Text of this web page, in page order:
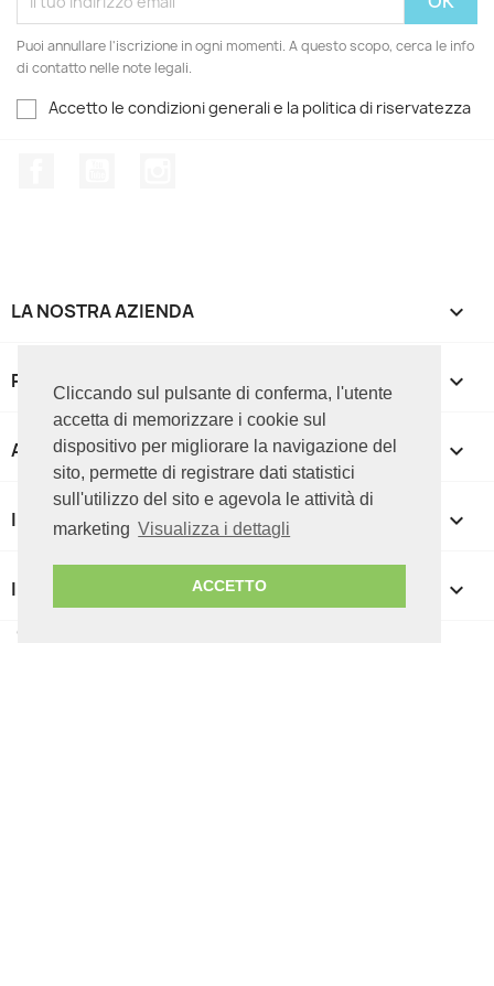
Cliccando sul pulsante di conferma, l'utente
accetta di memorizzare i cookie sul
dispositivo per migliorare la navigazione del
sito, permette di registrare dati statistici
sull'utilizzo del sito e agevola le attività di
marketing Visualizza i dettagli
ACCETTO
Puoi annullare l'iscrizione in ogni momenti. A questo scopo, cerca le info
di contatto nelle note legali.
Accetto le condizioni generali e la politica di riservatezza
LA NOSTRA AZIENDA 
PRODOTTI 
APPROFONDIMENTI 
IL TUO ACCOUNT 
INFORMAZIONI NEGOZIO keyboard_arrow_down
© 2026 ICT CUBE srl - P.IVA 07085050727